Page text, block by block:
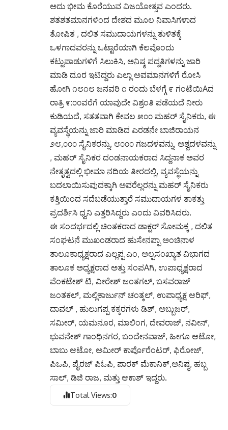
ಅದು ಭೀಮ ಕೊರೆಯುವ ವಿಜಯೋತ್ಸವ ಎಂದರು.
ಶತಶತಮಾನಗಳಿಂದ ದೇಶದ ಮೂಲ ನಿವಾಸಿಗಳಾದ
ತೋಷಿತ , ದಲಿತ ಸಮುದಾಯಗಳನ್ನು ತುಳಿತಕ್ಕೆ
ಒಳಗಾದವರನ್ನು ಒಟ್ಟಾರೆಯಾಗಿ ಕೆಲವೊಂದು
ಕಟ್ಟುಪಾಡುಗಳಿಗೆ ಸಿಲುಕಿಸಿ, ಅನಿಷ್ಠ ಪದ್ದತಿಗಳನ್ನು ಜಾರಿ
ಮಾಡಿ ದೂರ ಇಟಿದ್ದರು ಎಲ್ಲಾ ಅವಮಾನಗಳಿಗೆ ರೋಸಿ
ಹೋಗಿ ೧೮೧೮ ಜನವರಿ ೧ ರಂದು ಬೆಳಗ್ಗೆ ೯ ಗಂಟೆಯಿAದ
ರಾತ್ರಿ ೯:೦೦ವರೆಗೆ ಯಾವುದೇ ವಿಶ್ರಂತಿ ಪಡೆಯದೆ ನೀರು
ಕುಡಿಯದೆ, ಸತತವಾಗಿ ಕೇವಲ ೫೦೦ ಮಹರ್ ಸೈನಿಕರು, ಈ
ವ್ಯವಸ್ಥೆಯನ್ನು ಜಾರಿ ಮಾಡಿದ ಎರಡನೇ ಬಾಜಿರಾಯನ
೨೮,೦೦೦ ಸೈನಿಕರನ್ನು, ೮೦೦೦ ಗಜದಳವನ್ನು, ಅಶ್ವದಳವನ್ನು
, ಮಹರ್ ಸೈನಿಕರ ದಂಡನಾಯಕರಾದ ಸಿದ್ದನಾಕ ಅವರ
ನೇತೃತ್ವದಲ್ಲಿ ಭೀಮಾ ನದಿಯ ತೀರದಲ್ಲಿ, ವ್ಯವಸ್ಥೆಯನ್ನು
ಬದಲಾಯಿಸುವುದಕ್ಕಾಗಿ ಅವರೆಲ್ಲರನ್ನು ಮಹರ್ ಸೈನಿಕರು
ಕತ್ತಿಯಿಂದ ಸದೆಬಡೆಯುತ್ತಾರೆ ಸಮುದಾಯಗಳ ತಾಕತ್ತು
ಪ್ರದರ್ಶಿಸಿ ಧ್ವನಿ ಎತ್ತರಿಸಿದ್ದರು ಎಂದು ವಿವರಿಸಿದರು.
ಈ ಸಂದರ್ಭದಲ್ಲಿ ಚಿಂತಕರಾದ ಡಾಕ್ಟರ್ ಸೋಮಕ್ಕ , ದಲಿತ
ಸಂಘಟನೆ ಮುಖಂಡರಾದ ಹುಸೇನಪ್ಪಾ ಅಂಚಿನಾಳ
ತಾಲೂಕಾಧ್ಯಕ್ಷರಾದ ಎಲ್ಲಪ್ಪ ಎಂ, ಅಲ್ಪಸಂಖ್ಯಾತ ವಿಭಾಗದ
ತಾಲೂಕ ಅಧ್ಯಕ್ಷರಾದ ಅತ್ತು ಸಂಪAಗಿ, ಉಪಾಧ್ಯಕ್ಷರಾದ
ವೆಂಕಟೇಶ್ ಟಿ, ವೀರೇಶ್ ಜಂತಗಲ್, ಬಸವರಾಜ್
ಜಂತಕಲ್, ಮಲ್ಲಿಕಾರ್ಜುನ್ ಚಂತ್ಕಲ್, ಉಪಾಧ್ಯಕ್ಷ ಆರಿಫ್,
ದಾವಲ್ , ಹುಲುಗಪ್ಪ ಕಕ್ಕರಗಳು ಡಿಶ್, ಅಬ್ಬುಜರ್,
ಸಮೀರ್, ಯಮನೂರ, ಮಾಲಿಂಗ, ದೇವರಾಜ್, ನವೀನ್,
ಭುವನೇಶ್ ಗಾಂಧಿನಗರ, ಬಂದೇನವಾಜ್, ಹೀಗೂ ಆಟೋ,
ಬಾಬು ಆಟೋ, ಅಮೀರ್ ಕಾರ್ಪೊರೆಂಟರ್, ಫಿರೋಜ್,
ಪಿಒಪಿ, ಪೈರಜ್ ಪಿಓಪಿ, ಪಾರಕ್ ಮೆಕಾನಿಕ್,ಅನಿಷ್ಠ, ಹಬ್ಬ
ಸಾಲ್, ಡಿಜಿ ರಾಜ, ಮತ್ತು ಆಕಾಶ್ ಇದ್ದರು.
Total Views:0